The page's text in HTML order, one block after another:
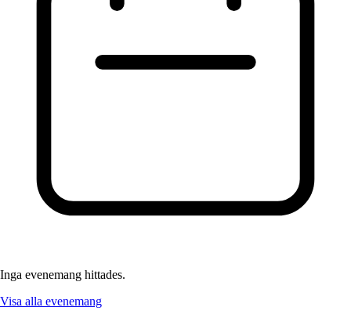
Inga evenemang hittades.
Visa alla evenemang